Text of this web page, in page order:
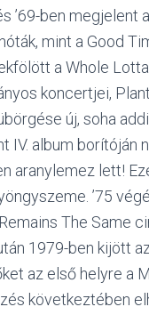
’69-ben megjelent
mint a Good
a Whole
koncertjei,
új, soha
IV. album borítóján
aranylemez lett!
’75
The Same
1979-ben kijött
az első helyre a
következtében